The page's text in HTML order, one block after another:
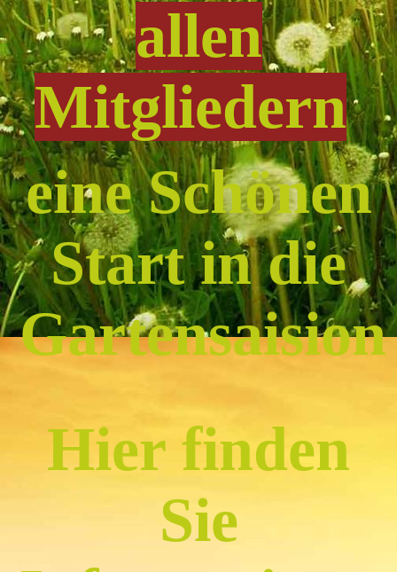
allen
Mitgliedern
eine Schönen
Start in die
Hier finden
Sie